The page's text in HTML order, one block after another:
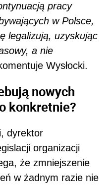
pracy
w Polsce,
legalizują, uzyskując
a nie
Wysłocki.
nowych
konkretnie?
dyrektor
organizacji
że zmniejszenie
w żadnym razie nie